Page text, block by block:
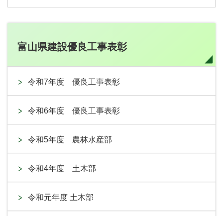
富山県建設優良工事表彰
令和7年度 優良工事表彰
令和6年度 優良工事表彰
令和5年度 農林水産部
令和4年度 土木部
令和元年度 土木部